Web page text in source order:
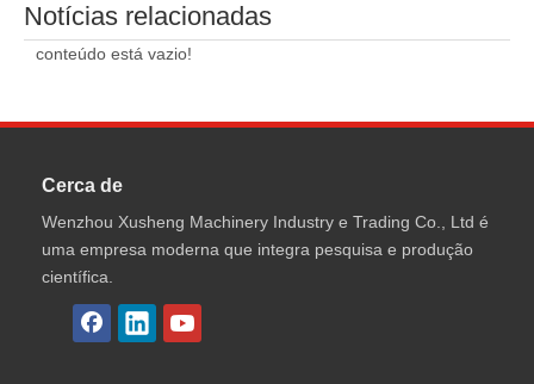
Notícias relacionadas
conteúdo está vazio!
Cerca de
Wenzhou Xusheng Machinery Industry e Trading Co., Ltd é
uma empresa moderna que integra pesquisa e produção
científica.